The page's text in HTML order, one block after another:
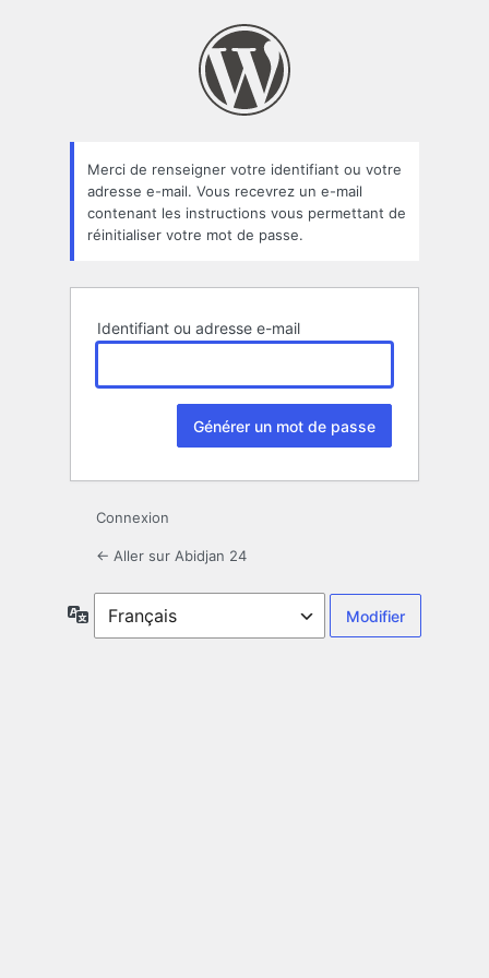
oublié
Merci de renseigner votre identifiant ou votre
adresse e-mail. Vous recevrez un e-mail
contenant les instructions vous permettant de
réinitialiser votre mot de passe.
Identifiant ou adresse e-mail
Connexion
← Aller sur Abidjan 24
Langue